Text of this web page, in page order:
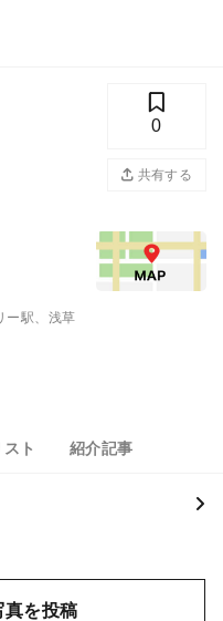
0
共有する
ー駅、浅草
ト 紹介記事
真を投稿